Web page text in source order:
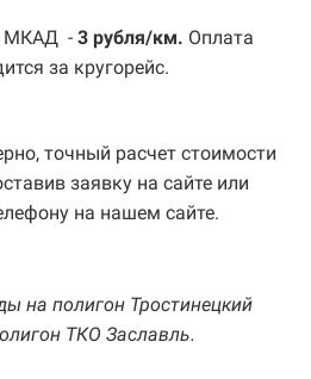
МКАД - 3 рубля/км. Оплата
за кругорейс.
точный расчет стоимости
заявку на сайте или
на нашем сайте.
на полигон Тростинецкий
ТКО Заславль.